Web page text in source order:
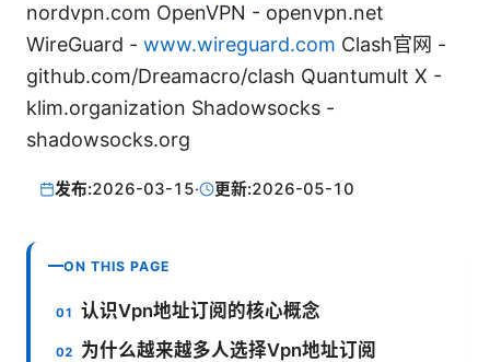
nordvpn.com OpenVPN - openvpn.net
WireGuard - www.wireguard.com Clash官网 -
github.com/Dreamacro/clash Quantumult X -
klim.organization Shadowsocks -
shadowsocks.org
发布:2026-03-15· 更新:2026-05-10
ON THIS PAGE
认识Vpn地址订阅的核心概念
为什么越来越多人选择Vpn地址订阅